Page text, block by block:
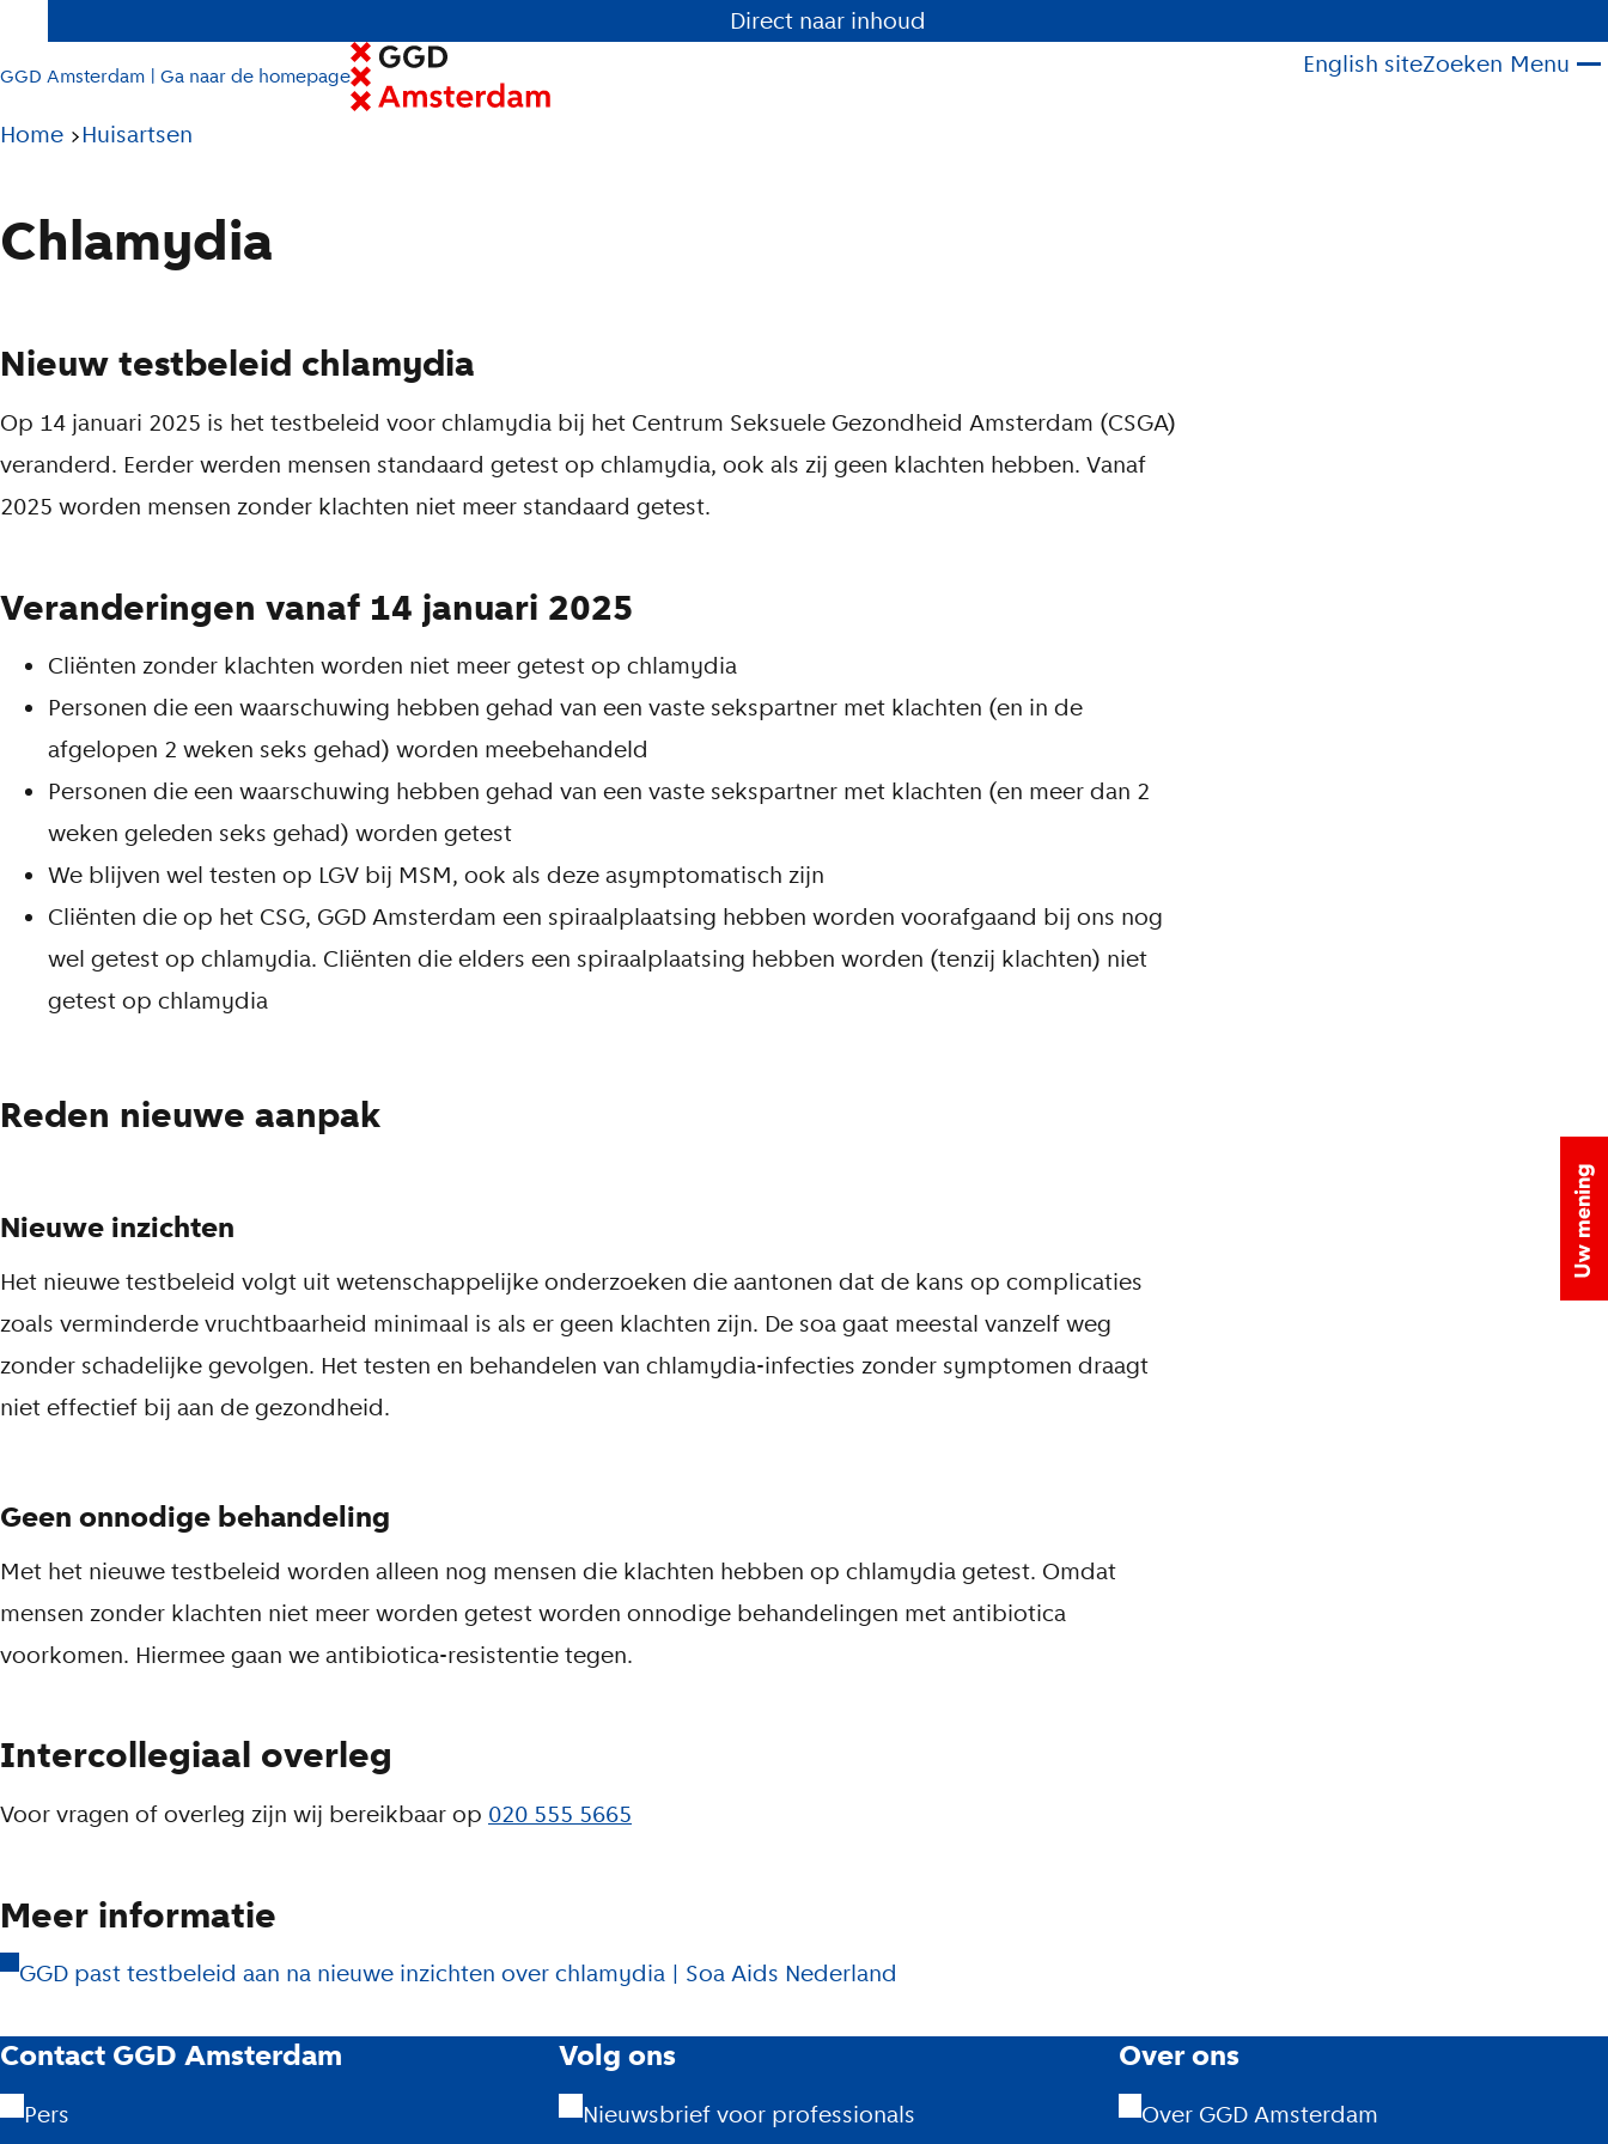
Direct naar inhoud
GGD Amsterdam | Ga naar de homepage English siteZoeken Menu
Pad
huidige
pagina
Home Huisartsen
Chlamydia
Nieuw testbeleid chlamydia
Op 14 januari 2025 is het testbeleid voor chlamydia bij het Centrum Seksuele Gezondheid Amsterdam (CSGA)
veranderd. Eerder werden mensen standaard getest op chlamydia, ook als zij geen klachten hebben. Vanaf
2025 worden mensen zonder klachten niet meer standaard getest.
Veranderingen vanaf 14 januari 2025
Cliënten zonder klachten worden niet meer getest op chlamydia
Personen die een waarschuwing hebben gehad van een vaste sekspartner met klachten (en in de
afgelopen 2 weken seks gehad) worden meebehandeld
Personen die een waarschuwing hebben gehad van een vaste sekspartner met klachten (en meer dan 2
weken geleden seks gehad) worden getest
We blijven wel testen op LGV bij MSM, ook als deze asymptomatisch zijn
Cliënten die op het CSG, GGD Amsterdam een spiraalplaatsing hebben worden voorafgaand bij ons nog
wel getest op chlamydia. Cliënten die elders een spiraalplaatsing hebben worden (tenzij klachten) niet
getest op chlamydia
Reden nieuwe aanpak
Nieuwe inzichten
Het nieuwe testbeleid volgt uit wetenschappelijke onderzoeken die aantonen dat de kans op complicaties
zoals verminderde vruchtbaarheid minimaal is als er geen klachten zijn. De soa gaat meestal vanzelf weg
zonder schadelijke gevolgen. Het testen en behandelen van chlamydia-infecties zonder symptomen draagt
niet effectief bij aan de gezondheid.
Geen onnodige behandeling
Met het nieuwe testbeleid worden alleen nog mensen die klachten hebben op chlamydia getest. Omdat
mensen zonder klachten niet meer worden getest worden onnodige behandelingen met antibiotica
voorkomen. Hiermee gaan we antibiotica-resistentie tegen.
Intercollegiaal overleg
Voor vragen of overleg zijn wij bereikbaar op 020 555 5665
Meer informatie
GGD past testbeleid aan na nieuwe inzichten over chlamydia | Soa Aids Nederland
G
Contact GGD Amsterdam
Pers
Volg ons
Nieuwsbrief voor professionals
Over ons
Over GGD Amsterdam